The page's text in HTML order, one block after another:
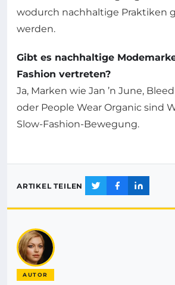
wodurch nachhaltige Praktiken
werden.
Gibt es nachhaltige
Fashion vertreten?
Ja, Marken wie Jan ’n June,
oder People Wear Organic sind
Slow-Fashion-Bewegung.
ARTIKEL TEILEN
AUTOR